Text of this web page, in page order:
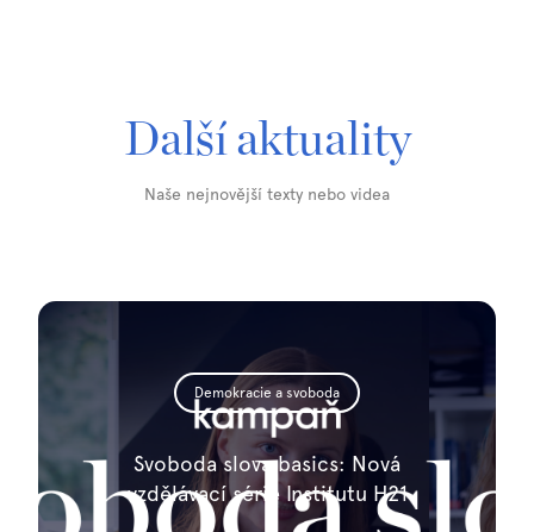
Další aktuality
Naše nejnovější texty nebo videa
Demokracie a svoboda
Svoboda slova basics: Nová
vzdělávací série Institutu H21